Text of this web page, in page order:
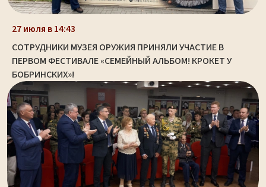
27 июля в 14:43
СОТРУДНИКИ МУЗЕЯ ОРУЖИЯ ПРИНЯЛИ УЧАСТИЕ В
ПЕРВОМ ФЕСТИВАЛЕ «СЕМЕЙНЫЙ АЛЬБОМ! КРОКЕТ У
БОБРИНСКИХ»!